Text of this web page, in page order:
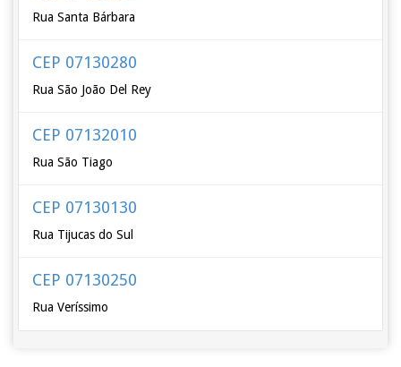
Rua Santa Bárbara
CEP 07130280
Rua São João Del Rey
CEP 07132010
Rua São Tiago
CEP 07130130
Rua Tijucas do Sul
CEP 07130250
Rua Veríssimo